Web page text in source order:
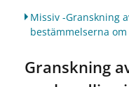
Missiv -Granskning
bestämmelserna
Granskning